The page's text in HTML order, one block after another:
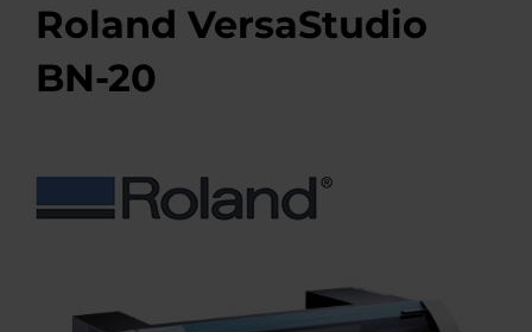
Roland VersaStudio
BN-20